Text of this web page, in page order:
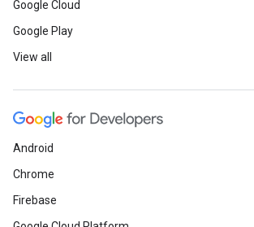
Google Cloud
Google Play
View all
Android
Chrome
Firebase